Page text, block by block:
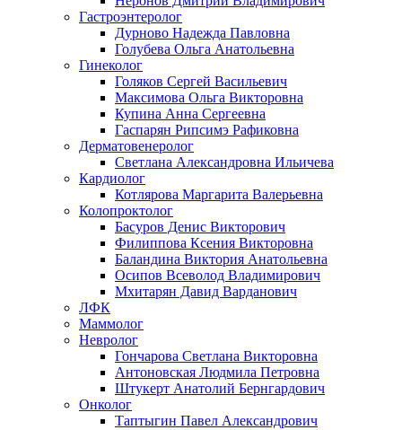
Гастроэнтеролог
Дурново Надежда Павловна
Голубева Ольга Анатольевна
Гинеколог
Голяков Сергей Васильевич
Максимова Ольга Викторовна
Купина Анна Сергеевна
Гаспарян Рипсимэ Рафиковна
Дерматовенеролог
Светлана Александровна Ильичева
Кардиолог
Котлярова Маргарита Валерьевна
Колопроктолог
Басуров Денис Викторович
Филиппова Ксения Викторовна
Баландина Виктория Анатольевна
Осипов Всеволод Владимирович
Мхитарян Давид Варданович
ЛФК
Маммолог
Невролог
Гончарова Светлана Викторовна
Антоновская Людмила Петровна
Штукерт Анатолий Бернгардович
Онколог
Таптыгин Павел Александрович